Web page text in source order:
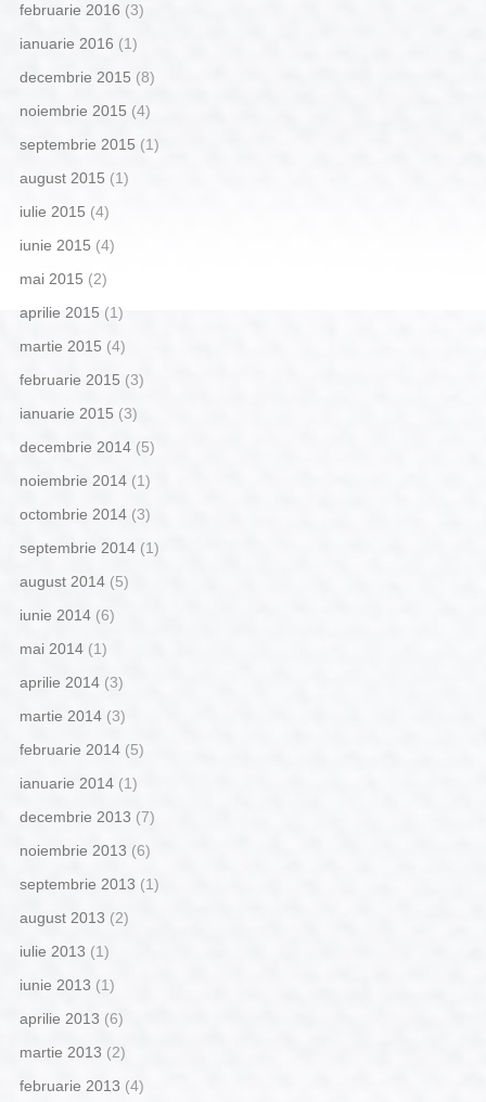
februarie 2016 (3)
ianuarie 2016 (1)
decembrie 2015 (8)
noiembrie 2015 (4)
septembrie 2015 (1)
august 2015 (1)
iulie 2015 (4)
iunie 2015 (4)
mai 2015 (2)
aprilie 2015(1)
martie 2015 (4)
februarie 2015 (3)
ianuarie 2015 (3)
decembrie 2014(5)
noiembrie 2014(1)
octombrie 2014(3)
septembrie 2014(1)
august 2014(5)
iunie 2014(6)
mai 2014(1)
aprilie 2014(3)
martie 2014(3)
februarie 2014(5)
ianuarie 2014(1)
decembrie 2013 (7)
noiembrie 2013 (6)
septembrie 2013 (1)
august 2013 (2)
iulie 2013 (1)
iunie 2013 (1)
aprilie 2013 (6)
martie 2013 (2)
februarie 2013 (4)